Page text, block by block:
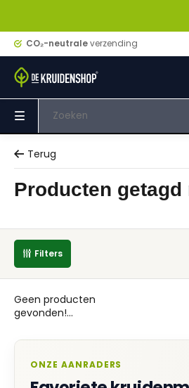
CO₂-neutraleverzending
Terug
Producten getagd
Filters
Geen producten
gevonden!...
ONZE AANRADERS